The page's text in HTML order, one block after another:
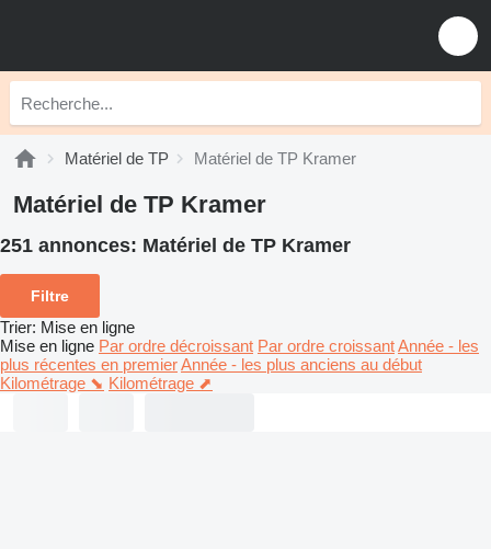
Matériel de TP Matériel de TP Kramer
Matériel de TP Kramer
251 annonces: Matériel de TP Kramer
Filtre
Trier: Mise en ligne
Mise en ligne Par ordre décroissant Par ordre croissantAnnée - les
plus récentes en premierAnnée - les plus anciens au début
Kilométrage ⬊ Kilométrage ⬈